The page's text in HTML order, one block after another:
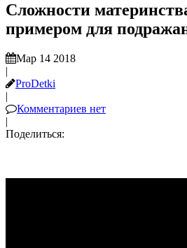
Сложности
примером для
Мар 14 2018
|
ProDetki
|
Комментариев нет
|
Поделиться: